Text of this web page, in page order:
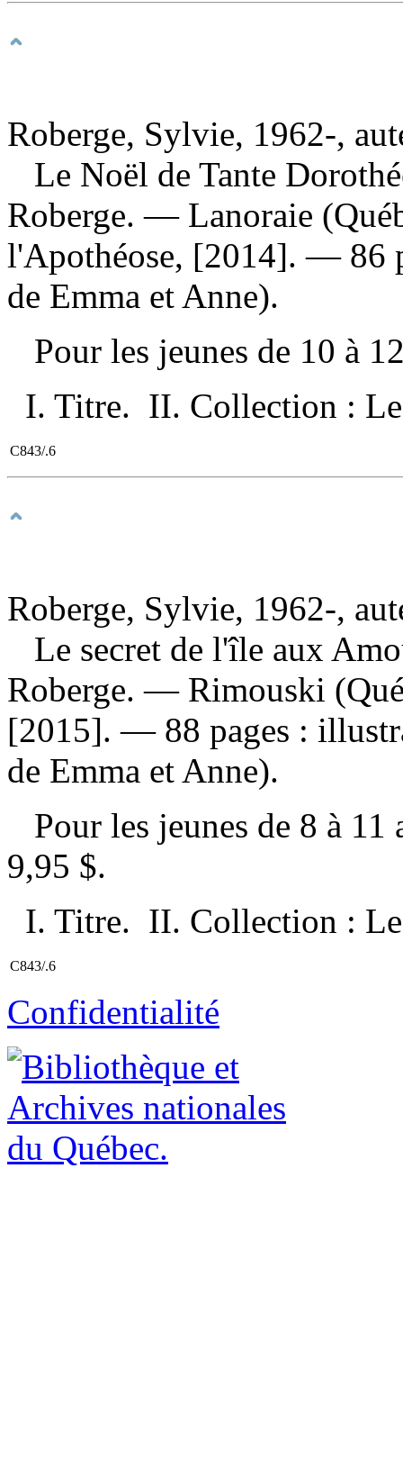
Roberge, Sylvie, 1962-,
Le Noël de Tante
Roberge. — Lanoraie
l'Apothéose, [2014]. — 86
de Emma et Anne).
Pour les jeunes de 10 à
I. Titre. II. Collection :
C843/.6
Roberge, Sylvie, 1962-,
Le secret de l'île aux
Roberge. — Rimouski
[2015]. — 88 pages :
de Emma et Anne).
Pour les jeunes de 8 à
9,95 $.
I. Titre. II. Collection :
C843/.6
Confidentialité